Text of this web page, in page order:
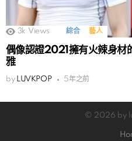
3k Views 綜合 藝人
偶像認證2021擁有火辣身
雅
by LUVKPOP 5年之前
© 2026 by